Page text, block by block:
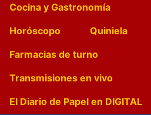
Cocina y Gastronomía
Horóscopo
Quiniela
Farmacias de turno
Transmisiones en vivo
El Diario de Papel en DIGITAL